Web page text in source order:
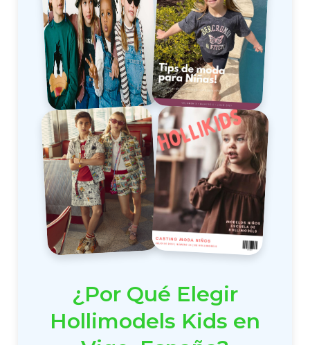
¿Por Qué Elegir
Hollimodels Kids en